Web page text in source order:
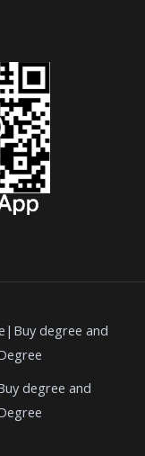
degree and
degree and